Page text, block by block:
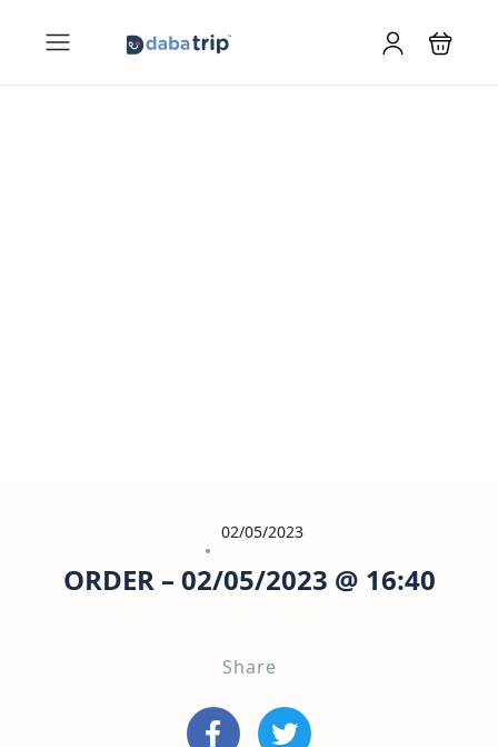
02/05/2023
ORDER – 02/05/2023 @ 16:40
Share